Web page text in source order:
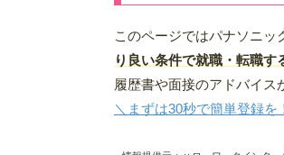
このページではパナソニ
り良い条件で就職・転職
履歴書や面接のアドバイス
＼まずは30秒で簡単登録を